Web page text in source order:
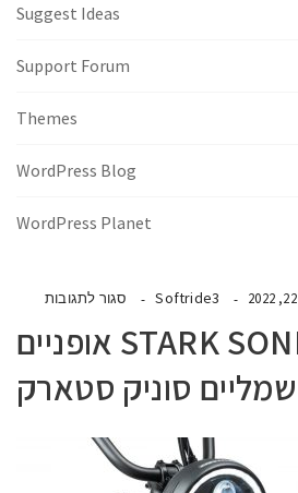
Softride3 סגור לתגובות
STARK SONIC 48V אופניים
סוניק סטארק
Suggest Ideas
Support Forum
Themes
WordPress Blog
WordPress Planet